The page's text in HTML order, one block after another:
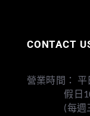
CONTACT
營業時間：
假日
(每週三